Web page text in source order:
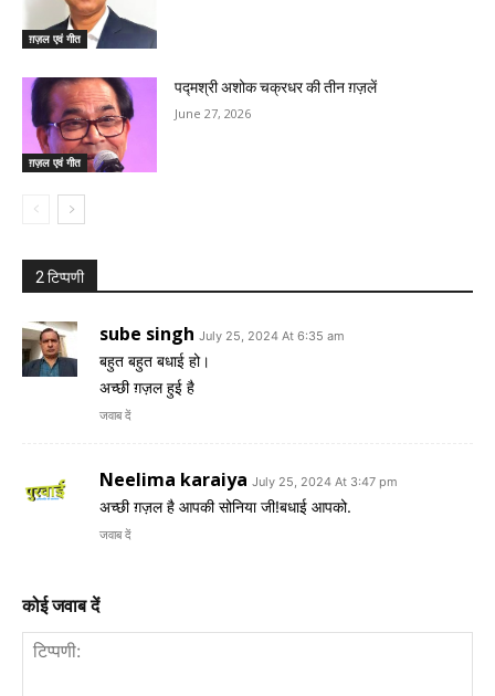
ग़ज़ल एवं गीत
ग़ज़ल एवं गीत
पद्मश्री अशोक चक्रधर की तीन ग़ज़लें
June 27, 2026
2 टिप्पणी
sube singh July 25, 2024 At 6:35 am
बहुत बहुत बधाई हो।
अच्छी ग़ज़ल हुई है
जवाब दें
Neelima karaiya July 25, 2024 At 3:47 pm
अच्छी ग़ज़ल है आपकी सोनिया जी!बधाई आपको.
जवाब दें
कोई जवाब दें